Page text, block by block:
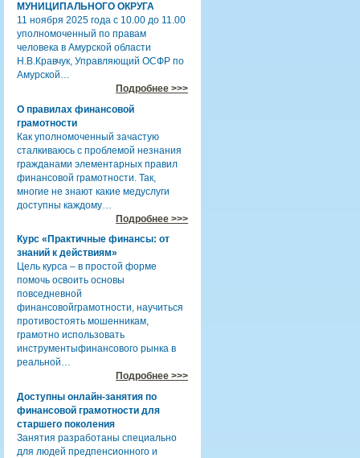
МУНИЦИПАЛЬНОГО ОКРУГА
11 ноября 2025 года с 10.00 до 11.00
уполномоченный по правам
человека в Амурской области
Н.В.Кравчук, Управляющий ОСФР по
Амурской…
Подробнее >>>
О правилах финансовой
грамотности
Как уполномоченный зачастую
сталкиваюсь с проблемой незнания
гражданами элементарных правил
финансовой грамотности. Так,
многие не знают какие медуслуги
доступны каждому…
Подробнее >>>
Курс «Практичные финансы: от
знаний к действиям»
Цель курса – в простой форме
помочь освоить основы
повседневной
финансовойграмотности, научиться
противостоять мошенникам,
грамотно использовать
инструментыфинансового рынка в
реальной…
Подробнее >>>
Доступны онлайн-занятия по
финансовой грамотности для
старшего поколения
Занятия разработаны специально
для людей предпенсионного и